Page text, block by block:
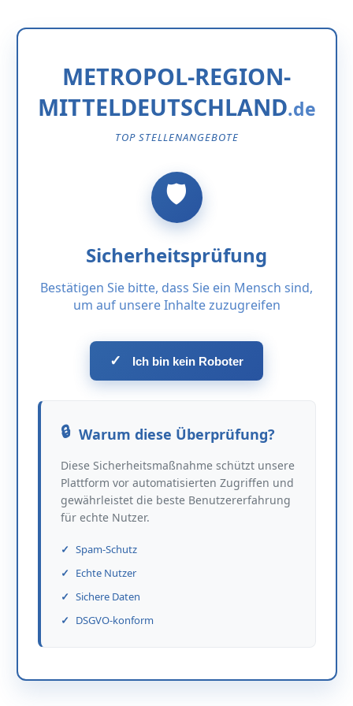
METROPOL-REGION-
MITTELDEUTSCHLAND
TOP STELLENANGEBOTE
Sicherheitsprüfung
Bestätigen Sie bitte, dass Sie ein Mensch sind,
um auf unsere Inhalte zuzugreifen
✓ Ich bin kein Roboter
Warum diese Überprüfung?
Diese Sicherheitsmaßnahme schützt unsere
Plattform vor automatisierten Zugriffen und
gewährleistet die beste Benutzererfahrung
für echte Nutzer.
Spam-Schutz
Echte Nutzer
Sichere Daten
DSGVO-konform